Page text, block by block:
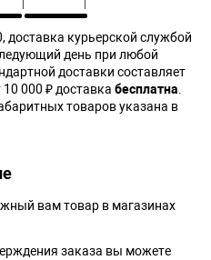
доставка курьерской службой
день при любой
доставки составляет
000 ₽ доставка бесплатна
товаров указана в
вам товар в магазинах
заказа вы можете